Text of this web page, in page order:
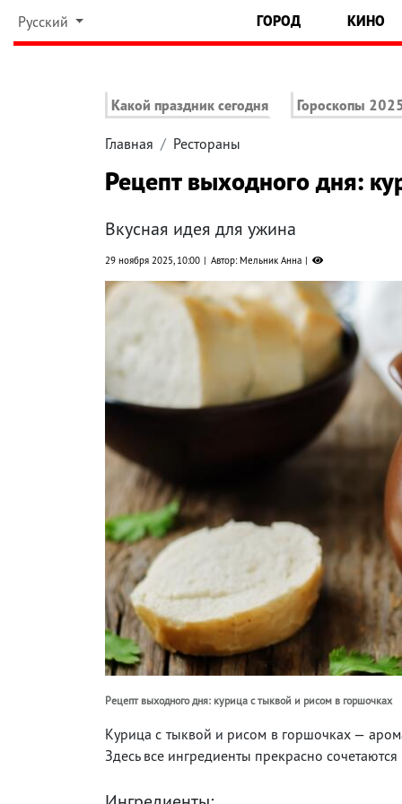
Русский ГОРОД КИНО
Какой праздник сегодня Гороскопы
Главная Рестораны
Рецепт выходного дня:
Вкусная идея для ужина
29 ноября 2025, 10:00 Автор: Мельник Анна
Рецепт выходного дня: курица с тыквой и рисом в горшочках
Курица с тыквой и рисом в горшочках —
Здесь все ингредиенты прекрасно